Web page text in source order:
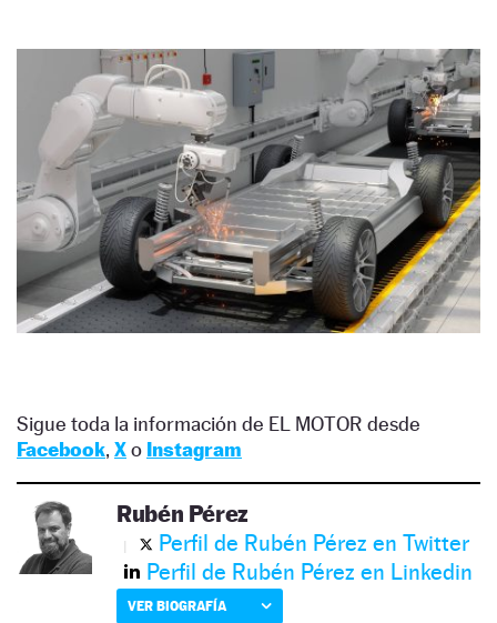
Sigue toda la información de EL MOTOR desde
Facebook, Xo Instagram
Rubén Pérez
Perfil de Rubén Pérez en Twitter
Perfil de Rubén Pérez en Linkedin
VER BIOGRAFÍA